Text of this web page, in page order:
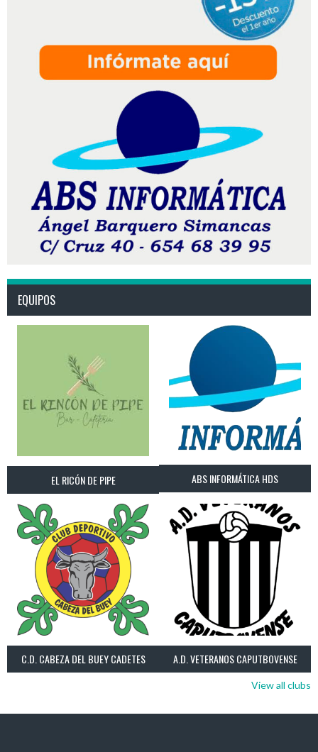
EQUIPOS
EL RICÓN DE PIPE ABS INFORMÁTICA HDS
C.D. CABEZA DEL BUEY CADETES A.D. VETERANOS CAPUTBOVENSE
View all clubs